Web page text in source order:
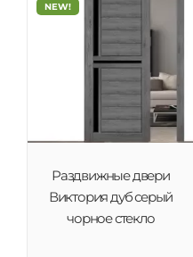
NEW!
Раздвижные двери
Виктория дуб серый
чорное стекло